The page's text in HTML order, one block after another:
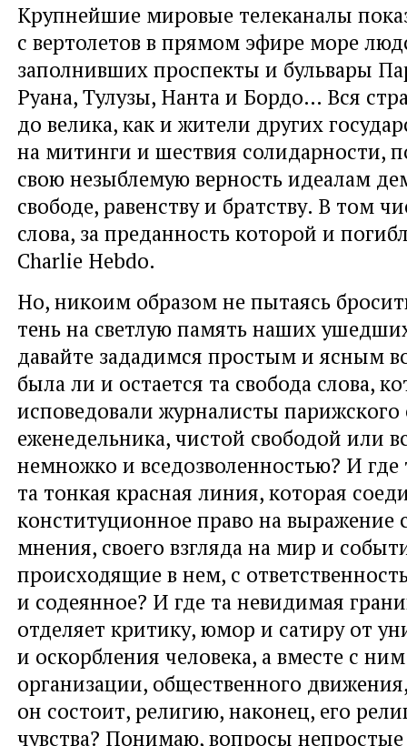
Крупнейшие мировые телеканалы
с вертолетов в прямом эфире море
заполнивших проспекты и бульвары
Руана, Тулузы, Нанта и Бордо… Вся
до велика, как и жители других
на митинги и шествия солидарности,
свою незыблемую верность идеалам
cвободе, равенству и братству. В том
слова, за преданность которой и
Charlie Hebdo.
Но, никоим образом не пытаясь
тень на светлую память наших
давайте зададимся простым и ясным
была ли и остается та свобода слова,
исповедовали журналисты парижского
еженедельника, чистой свободой или
немножко и вседозволенностью? И где
та тонкая красная линия, которая
конституционное право на выражение
мнения, своего взгляда на мир и
происходящие в нем, с
и содеянное? И где та невидимая
отделяет критику, юмор и сатиру от
и оскорбления человека, а вместе с
организации, общественного
он состоит, религию, наконец, его
чувства? Понимаю, вопросы непростые